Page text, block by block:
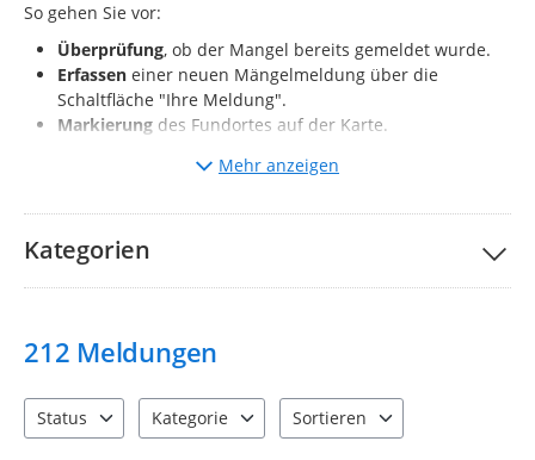
So gehen Sie vor:
Überprüfung, ob der Mangel bereits gemeldet wurde.
Erfassen einer neuen Mängelmeldung über die
Schaltfläche "Ihre Meldung".
Markierung des Fundortes auf der Karte.
des Mangels und ggf. Hochladen von
Bitte nehmen Sie unsere Teilnahmebedingungen und
zur Kenntnis.
Mehr anzeigen
Kategorien
212 Meldungen
Status
Kategorie
Sortieren